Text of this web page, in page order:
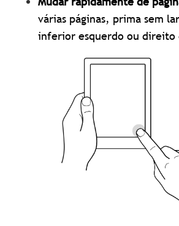
várias páginas, prima sem
inferior esquerdo ou direito